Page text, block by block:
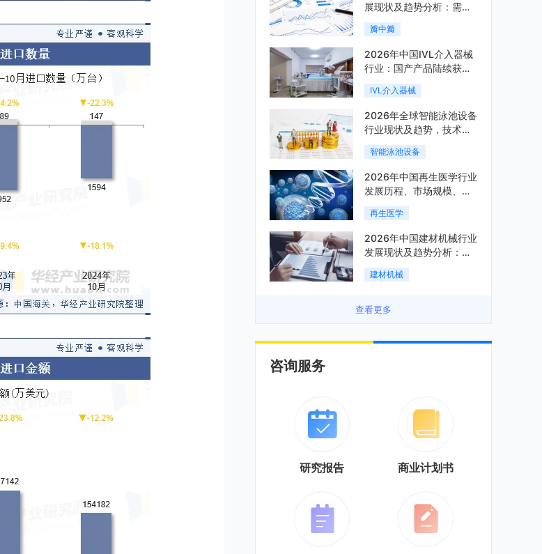
展现状及趋势分析：需求
可持续释放，市场发展前
景良好「图」
瓣中瓣
2026年中国IVL介入器械
行业：国产产品陆续获
批，市场将进入持续高增
长阶段「图」
IVL介入器械
2026年全球智能泳池设备
行业现状及趋势，技术端
朝着系统集成、绿色节能
方向迭代「图」
智能泳池设备
2026年中国再生医学行业
发展历程、市场规模、相
关政策、产业链、竞争格
局及发展潜力分析「图」
再生医学
2026年中国建材机械行业
发展现状及趋势分析：企
业加速向“装备+系统+服
务”综合服务商转型「图」
建材机械
查看更多
咨询服务
研究报告 商业计划书